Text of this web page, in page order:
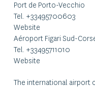
Port de Porto-Vecchio
Tel. +33495700603
Website
Aéroport Figari Sud-
Tel. +33495711010
Website
The international airport